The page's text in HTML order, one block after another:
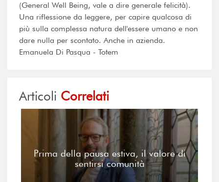
(General Well Being, vale a dire generale felicità).
Una riflessione da leggere, per capire qualcosa di
più sulla complessa natura dell'essere umano e non
dare nulla per scontato. Anche in azienda.
Emanuela Di Pasqua - Totem
Articoli Correlati
Prima della pausa estiva, il valore di
sentirsi comunità